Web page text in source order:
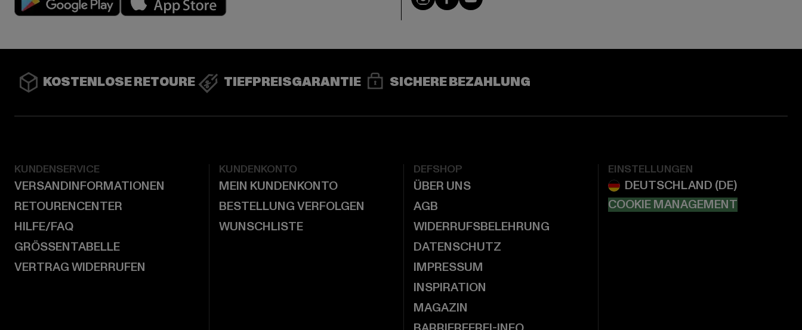
KOSTENLOSE RETOURE TIEFPREISGARANTIE SICHERE BEZAHLUNG
KUNDENSERVICE
VERSANDINFORMATIONEN
RETOURENCENTER
HILFE/FAQ
GRÖSSENTABELLE
VERTRAG WIDERRUFEN
KUNDENKONTO
MEIN KUNDENKONTO
BESTELLUNG VERFOLGEN
WUNSCHLISTE
DEFSHOP
ÜBER UNS
AGB
WIDERRUFSBELEHRUNG
DATENSCHUTZ
IMPRESSUM
INSPIRATION
MAGAZIN
EINSTELLUNGEN
COOKIE MANAGEMENT